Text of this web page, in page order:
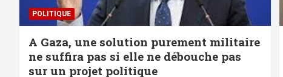
POLITIQUE
A Gaza, une solution purement militaire
ne suffira pas si elle ne débouche pas
sur un projet politique